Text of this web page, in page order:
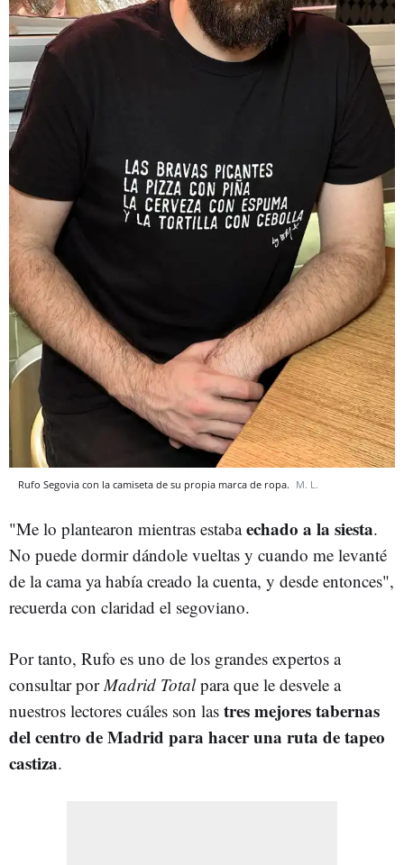
Rufo Segovia con la camiseta de su propia marca de ropa. M. L.
"Me lo plantearon mientras estabaechado a la siesta.
No puede dormir dándole vueltas y cuando me levanté
de la cama ya había creado la cuenta, y desde entonces",
recuerda con claridad el segoviano.
Por tanto, Rufo es uno de los grandes expertos a
consultar por Madrid Totalpara que le desvele a
nuestros lectores cuáles son las tres mejores tabernas
del centro de Madrid para hacer una ruta de tapeo
castiza.